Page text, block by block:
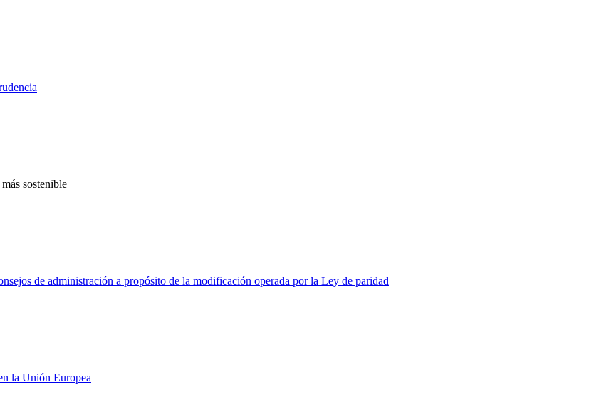
sostenible
de administración a propósito de la modificación operada por la Ley de paridad
la Unión Europea